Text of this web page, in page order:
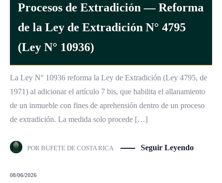
Procesos de Extradición — Reforma
de la Ley de Extradición N° 4795
(Ley N° 10936)
La Ley N° 10936 reforma la Ley de Extradición (Ley 4795, de
1971) al adicionar el artículo 7 bis, que habilita el allanamiento
de un inmueble con fines de aprehensión dentro de un proceso
de extradición. La medida solo procede […]
POR BUFETE DE COSTA RICA Seguir Leyendo
08/06/2026